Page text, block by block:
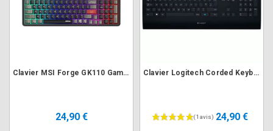
Clavier MSI Forge GK110 Gaming RGB
24,90 €
Clavier Logitech Corded Keyboard K280e USB
24,90 €